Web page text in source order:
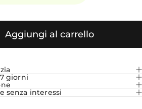
Aggiungi al carrello
giorni
senza interessi